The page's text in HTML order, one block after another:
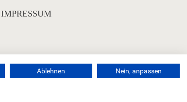
IMPRESSUM
Ablehnen Nein, anpassen